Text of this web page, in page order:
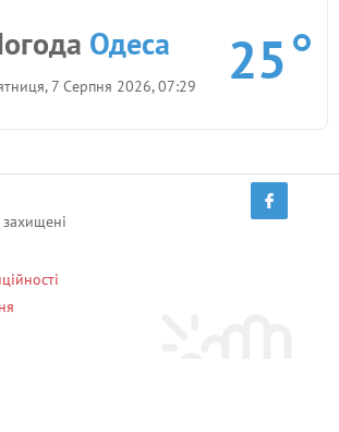
Одеса
7 Серпня 2026, 07:29 25